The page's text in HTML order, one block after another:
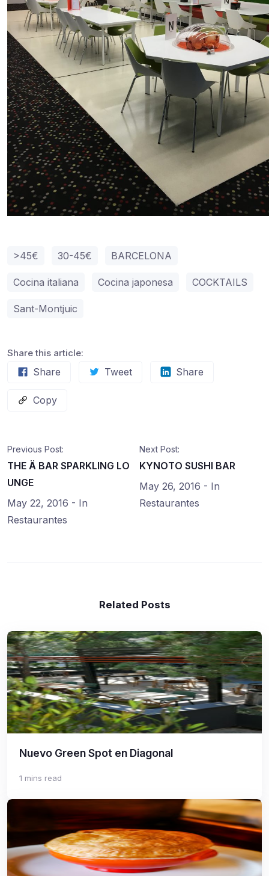
>45€ 30-45€ BARCELONA
Cocina italiana Cocina japonesa COCKTAILS
Sant-Montjuic
Share this article:
Share Tweet Share
Copy
Previous Post:
THE Ä BAR SPARKLING LO
UNGE
May 22, 2016 - In
Restaurantes
Next Post:
KYNOTO SUSHI BAR
May 26, 2016 - In
Restaurantes
Related Posts
Nuevo Green Spot en Diagonal
1 mins read